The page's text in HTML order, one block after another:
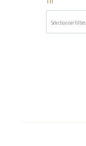
Sélectionner filtres